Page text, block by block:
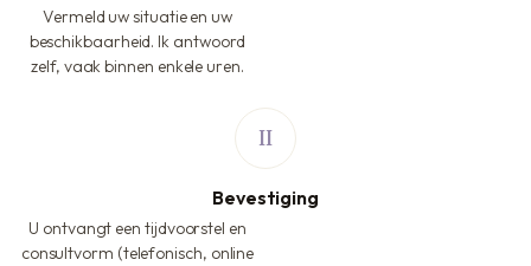
Vermeld uw situatie en uw
beschikbaarheid. Ik antwoord
zelf, vaak binnen enkele uren.
Bevestiging
U ontvangt een tijdvoorstel en
consultvorm (telefonisch, online